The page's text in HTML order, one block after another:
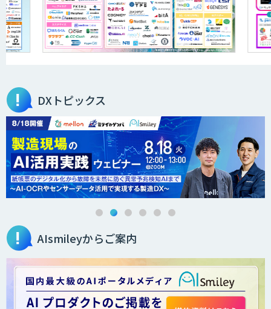
高性能・省電力を両立した小型AIゲート
ウェイ「ARTiGO A5000」
高性能 AI エンジン搭載エッジシステム
「VAB-5000」
３次元計測アプリRulerless
AIカメラ搭載ドライブレコーダー「VIA
LINE WORKS PaperOn
DXトピックス
AIsmileyからご案内